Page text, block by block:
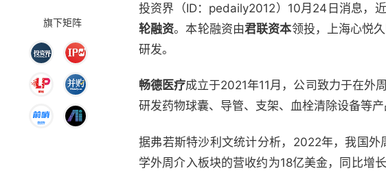
旗下矩阵
投资界（ID：pedaily2012）10月24日消息，
轮融资。本轮融资由君联资本领投，上海心悦
研发。
畅德医疗成立于2021年11月，公司致力于在外
研发药物球囊、导管、支架、血栓清除设备等产
据弗若斯特沙利文统计分析，2022年，我国
学外周介入板块的营收约为18亿美金，同比增